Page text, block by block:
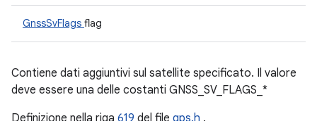
GnssSvFlags flag
Contiene dati aggiuntivi sul satellite specificato. Il valore
deve essere una delle costanti GNSS_SV_FLAGS_*
Definizione nella riga 619 del file gps.h .